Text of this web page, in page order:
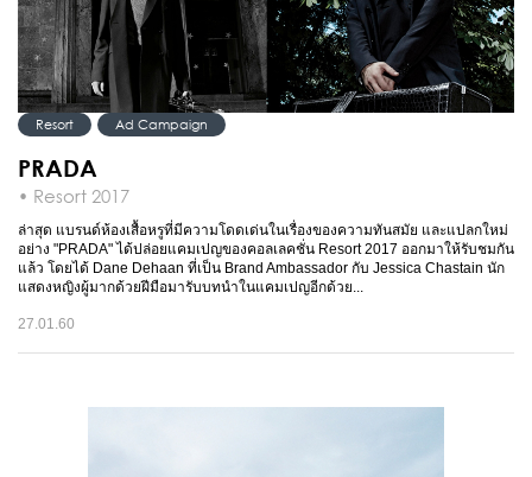
Resort Ad Campaign
PRADA
• Resort 2017
ล่าสุด แบรนด์ห้องเสื้อหรูที่มีความโดดเด่นในเรื่องของความทันสมัย และแปลกใหม่
อย่าง "PRADA" ได้ปล่อยแคมเปญของคอลเลคชั่น Resort 2017 ออกมาให้รับชมกัน
แล้ว โดยได้ Dane Dehaan ที่เป็น Brand Ambassador กับ Jessica Chastain นัก
แสดงหญิงผู้มากด้วยฝีมือมารับบทนำในแคมเปญอีกด้วย...
27.01.60